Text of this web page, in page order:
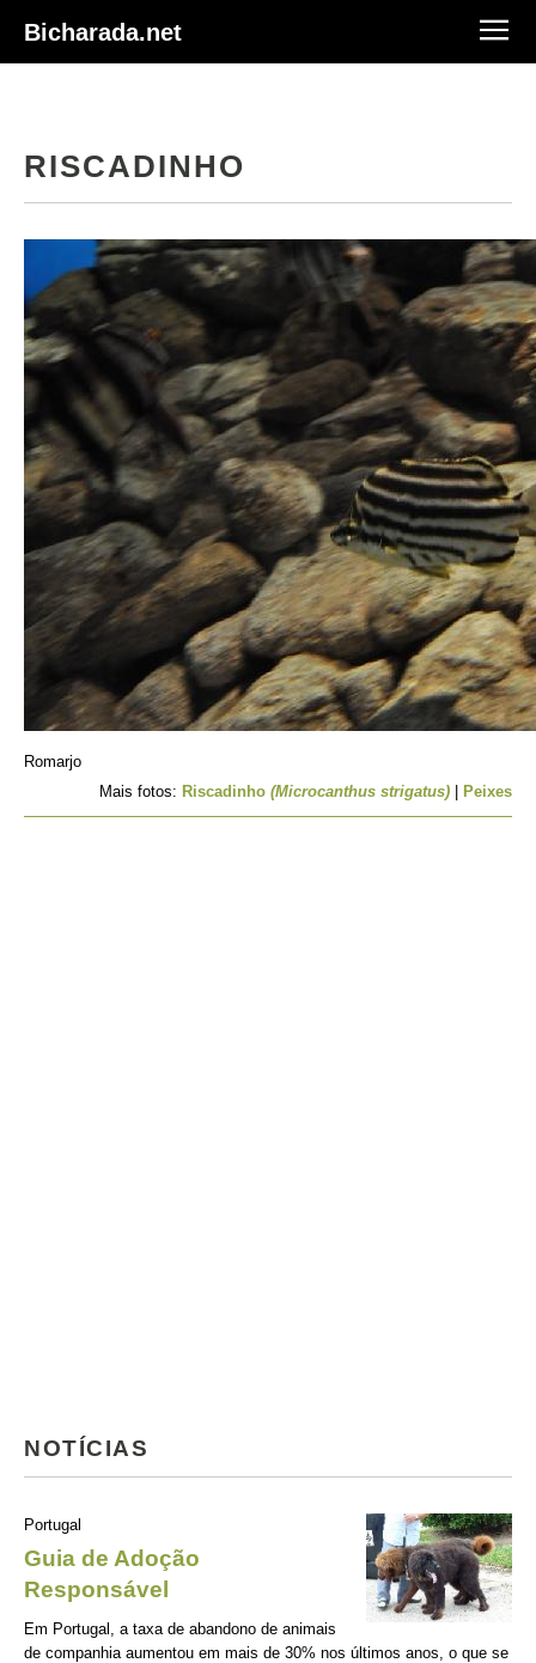
Bicharada.net
RISCADINHO
Romarjo
Mais fotos: Riscadinho (Microcanthus strigatus) Peixes
NOTÍCIAS
Portugal
Guia de Adoção
Responsável
Em Portugal, a taxa de abandono de animais
de companhia aumentou em mais de 30% nos últimos anos, o que se